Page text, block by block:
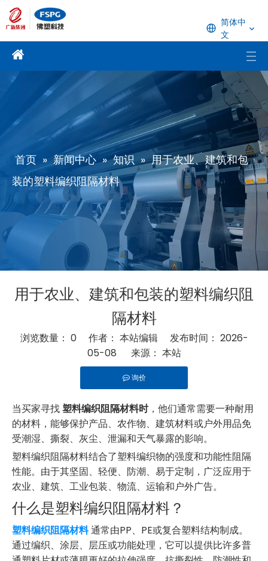
简体中
文
首页 » 新闻中心 » 知识 » 用于农业、建筑和包
装的塑料编织阻隔材料
用于农业、建筑和包装的塑料编织阻
隔材料
浏览数量： 0作者： 本站编辑 发布时间： 2026-
05-08 来源： 本站
询价
当买家寻找塑料编织阻隔材料时，他们通常需要一种耐用
的材料，能够保护产品、农作物、建筑材料或户外用品免
受潮湿、撕裂、灰尘、泄漏和天气暴露的影响。
塑料编织阻隔材料结合了塑料编织物的强度和功能性阻隔
性能。由于其坚固、轻便、防潮、易于定制，广泛应用于
农业、建筑、工业包装、物流、运输和户外广告。
什么是塑料编织阻隔材料？
塑料编织阻隔材料通常由PP、PE或复合塑料结构制成。
通过编织、涂层、层压或功能处理，它可以提供比许多普